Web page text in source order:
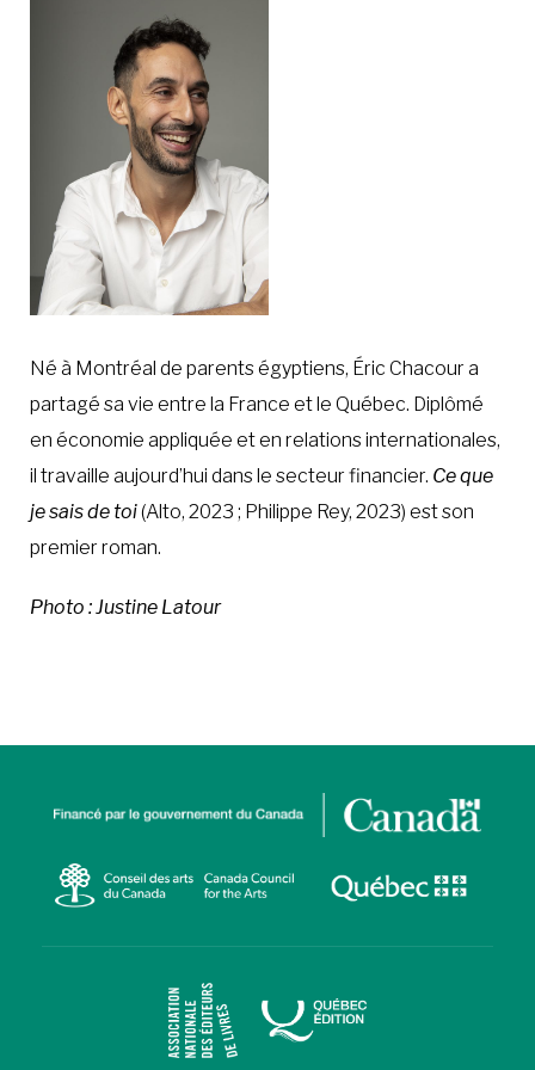
À LA POINTE DE LA PROFESSION
DEVENIR MEMBRE
Né à Montréal de parents égyptiens, Éric Chacour a
partagé sa vie entre la France et le Québec. Diplômé
en économie appliquée et en relations internationales,
il travaille aujourd’hui dans le secteur financier. Ce que
je sais de toi(Alto, 2023 ; Philippe Rey, 2023) est son
premier roman.
Photo : Justine Latour